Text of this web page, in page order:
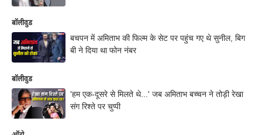
बॉलीवुड
बचपन में अमिताभ की फिल्म के सेट पर पहुंच गए थे सुनील, बिग
बी ने दिया था फोन नंबर
बॉलीवुड
'हम एक-दूसरे से मिलते थे...' जब अमिताभ बच्चन ने तोड़ी रेखा
संग रिश्ते पर चुप्पी